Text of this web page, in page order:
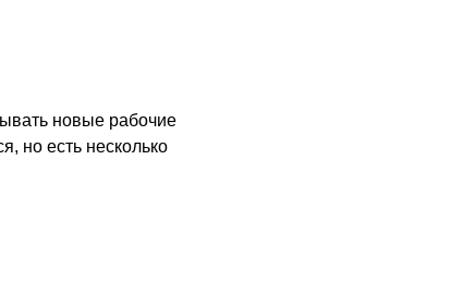
новые рабочие
но есть несколько